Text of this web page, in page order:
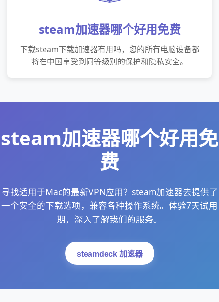
steam加速器哪个好用免费
下载steam下载加速器有用吗，您的所有电脑设备都
将在中国享受到同等级别的保护和隐私安全。
steam加速器哪个好用免
费
寻找适用于Mac的最新VPN应用？steam加速器去提供了
一个安全的下载选项，兼容各种操作系统。体验7天试用
期，深入了解我们的服务。
steamdeck 加速器